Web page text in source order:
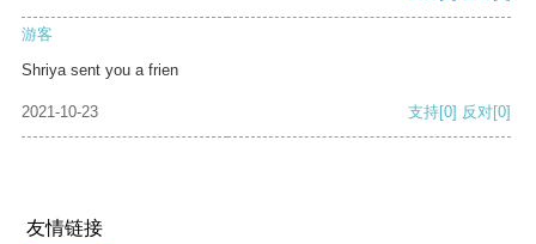
游客
Shriya sent you a frien
2021-10-23 支持[0] 反对[0]
友情链接